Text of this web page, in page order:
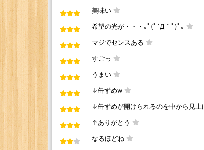
美味い
希望の光が・・・｡ﾟ(ﾟ´Д｀ﾟ)ﾟ｡
マジでセンスある
すごっ
うまい
↓缶ずめw
↓缶ずめが開けられるのを中から見上
↑ありがとう
なるほどね